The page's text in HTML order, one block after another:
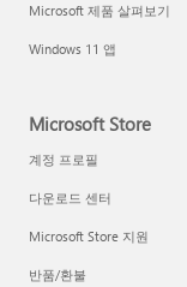
Microsoft 제품 살펴보기
Windows 11 앱
Microsoft Store
계정 프로필
다운로드 센터
Microsoft Store 지원
반품/환불